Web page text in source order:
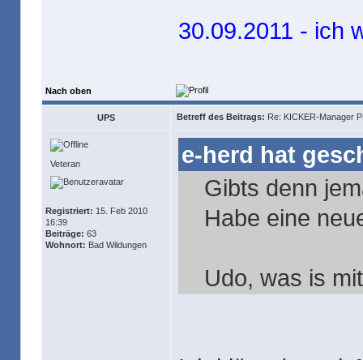
30.09.2011 - ich
Nach oben
UPS Betreff des Beitrags: Re: KICKER-Manager
Veteran
Registriert: 15. Feb 2010
16:39
Beiträge: 63
Wohnort: Bad Wildungen
e-herd hat
Gibts denn
Habe eine
Udo, was is